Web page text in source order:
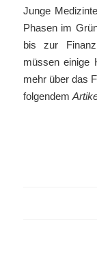
Junge
Phasen im
bis zur
müssen einige
mehr über das
folgendem